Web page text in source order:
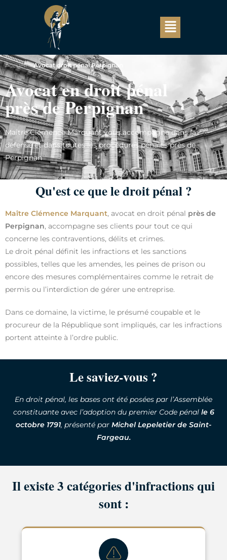
Accueil>Avocat droit pénal Perpignan
Avocat en droit pénal
près de Perpignan
Maître Clémence Marquant vous accompagne dans la
défense et dans toutes les procédures pénales près de
Perpignan
Qu'est ce que le droit pénal ?
Maître Clémence Marquant, avocat en droit pénal près de
Perpignan, accompagne ses clients pour tout ce qui
concerne les contraventions, délits et crimes.
Le droit pénal définit les infractions et les sanctions
possibles, telles que les amendes, les peines de prison ou
encore des mesures complémentaires comme le retrait de
permis ou l’interdiction de gérer une entreprise.
Dans ce domaine, la victime, le présumé coupable et le
procureur de la République sont impliqués, car les infractions
portent atteinte à l’ordre public.
Le saviez-vous ?
En droit pénal, les bases ont été posées par l’Assemblée
constituante avec l’adoption du premier Code pénal le 6
octobre 1791, présenté par Michel Lepeletier de Saint-
Fargeau.
Il existe 3 catégories d'infractions qui
sont :